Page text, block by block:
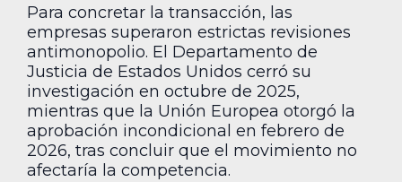
Para concretar la transacción, las
empresas superaron estrictas revisiones
antimonopolio. El Departamento de
Justicia de Estados Unidos cerró su
investigación en octubre de 2025,
mientras que la Unión Europea otorgó la
aprobación incondicional en febrero de
2026, tras concluir que el movimiento no
afectaría la competencia.